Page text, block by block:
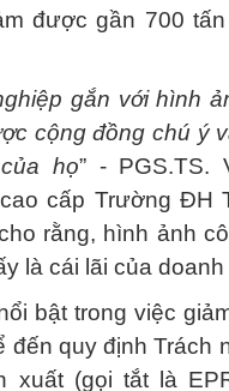
được gần 700
gắn với hình
cộng đồng chú ý
họ” - PGS.TS.
cấp Trường ĐH
rằng, hình ảnh
là cái lãi của doanh
bật trong việc
đến quy định Trách
xuất (gọi tắt là